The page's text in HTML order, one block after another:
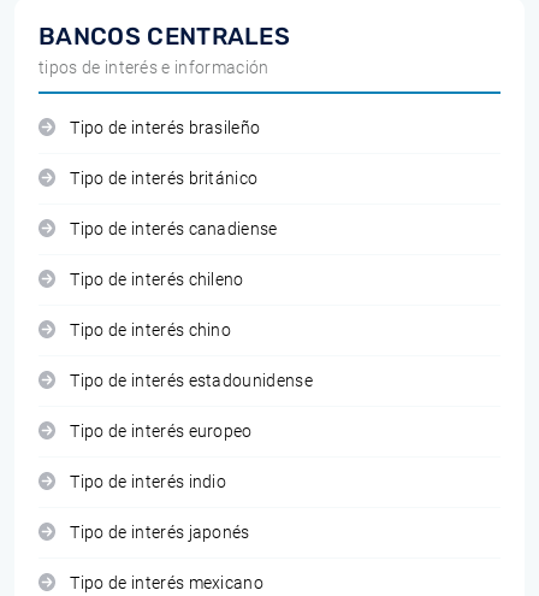
BANCOS CENTRALES
tipos de interés e información
Tipo de interés brasileño
Tipo de interés británico
Tipo de interés canadiense
Tipo de interés chileno
Tipo de interés chino
Tipo de interés estadounidense
Tipo de interés europeo
Tipo de interés indio
Tipo de interés japonés
Tipo de interés mexicano